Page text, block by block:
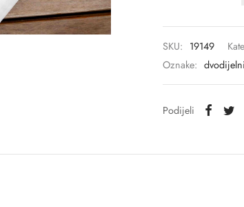
SKU: 19149
Oznake: dvodijelni
Podijeli